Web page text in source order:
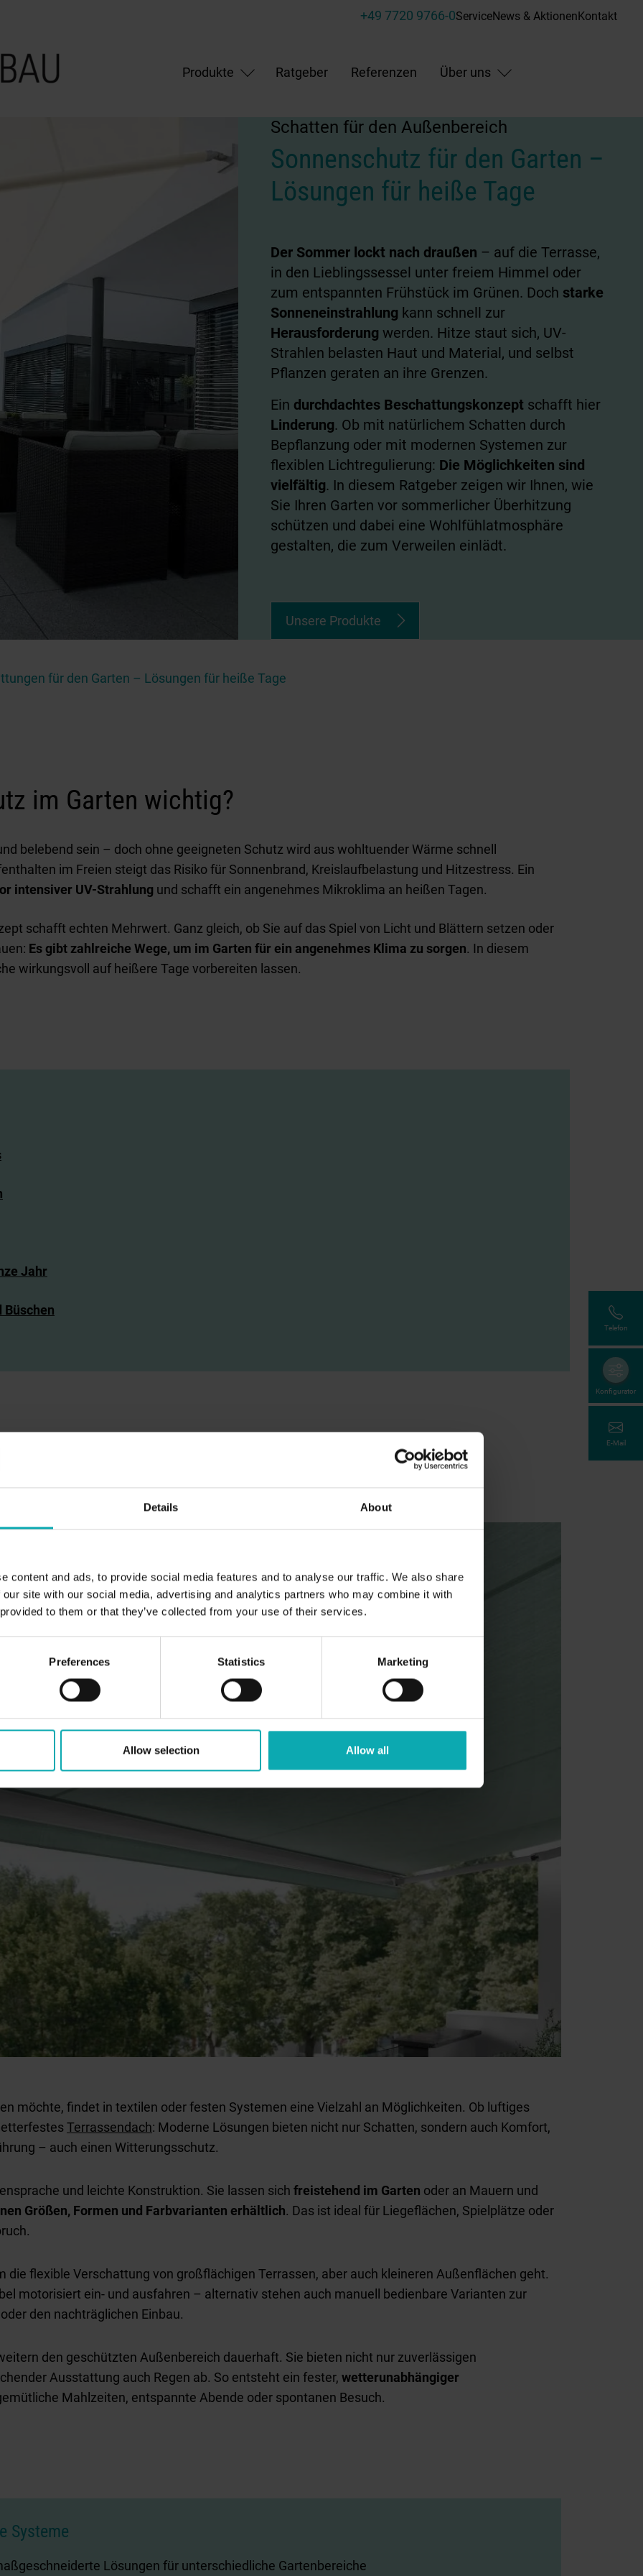
Details About
content and ads, to provide social media features and to analyse our traffic. We also share
site with our social media, advertising and analytics partners who may combine it with
to them or that they’ve collected from your use of their services.
Preferences Statistics Marketing
Allow selection Allow all
+49 7720 9766-0ServiceNews & AktionenKontakt
Produkte Ratgeber Referenzen Über uns
für den Garten – Lösungen für heiße Tage
Schatten für den Außenbereich
Sonnenschutz für den Garten –
Lösungen für heiße Tage
Der Sommer lockt nach draußen – auf die Terrasse,
in den Lieblingssessel unter freiem Himmel oder
zum entspannten Frühstück im Grünen. Doch starke
Sonneneinstrahlung kann schnell zur
Herausforderung werden. Hitze staut sich, UV-
Strahlen belasten Haut und Material, und selbst
Pflanzen geraten an ihre Grenzen.
Ein durchdachtes Beschattungskonzept schafft hier
Linderung. Ob mit natürlichem Schatten durch
Bepflanzung oder mit modernen Systemen zur
flexiblen Lichtregulierung: Die Möglichkeiten sind
vielfältig. In diesem Ratgeber zeigen wir Ihnen, wie
Sie Ihren Garten vor sommerlicher Überhitzung
schützen und dabei eine Wohlfühlatmosphäre
gestalten, die zum Verweilen einlädt.
Unsere Produkte
im Garten wichtig?
belebend sein – doch ohne geeigneten Schutz wird aus wohltuender Wärme schnell
im Freien steigt das Risiko für Sonnenbrand, Kreislaufbelastung und Hitzestress. Ein
intensiver UV-Strahlung und schafft ein angenehmes Mikroklima an heißen Tagen.
schafft echten Mehrwert. Ganz gleich, ob Sie auf das Spiel von Licht und Blättern setzen oder
Es gibt zahlreiche Wege, um im Garten für ein angenehmes Klima zu sorgen. In diesem
wirkungsvoll auf heißere Tage vorbereiten lassen.
Jahr
und Pergolas
möchte, findet in textilen oder festen Systemen eine Vielzahl an Möglichkeiten. Ob luftiges
Terrassendach: Moderne Lösungen bieten nicht nur Schatten, sondern auch Komfort,
– auch einen Witterungsschutz.
und leichte Konstruktion. Sie lassen sich freistehend im Garten oder an Mauern und
Größen, Formen und Farbvarianten erhältlich. Das ist ideal für Liegeflächen, Spielplätze oder
die flexible Verschattung von großflächigen Terrassen, aber auch kleineren Außenflächen geht.
motorisiert ein- und ausfahren – alternativ stehen auch manuell bedienbare Varianten zur
den nachträglichen Einbau.
den geschützten Außenbereich dauerhaft. Sie bieten nicht nur zuverlässigen
Ausstattung auch Regen ab. So entsteht ein fester, wetterunabhängiger
Mahlzeiten, entspannte Abende oder spontanen Besuch.
Systeme
Lösungen für unterschiedliche Gartenbereiche
Telefon
Konfigurator
E-Mail